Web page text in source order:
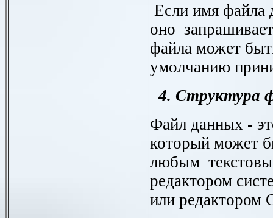
Если имя файла
оно
файла может
умолчанию
4. Структура
Файл данных -
который может
любым
редактором
или редактором